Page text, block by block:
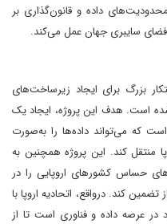
داده و قانون‌گذاری بر
فضای سایبری جهان عمل می‌کند.
بزرگ برای ایجاد زیرساخت‌های
شده است. هدف این پروژه، ایجاد یک
که می‌تواند داده‌ها را به‌صورت
منتقل کند. این پروژه همچنین به
حساس کشورهای اروپایی را در
کند. درواقع، اتحادیه اروپا با
در عرصه داده و فناوری است تا از